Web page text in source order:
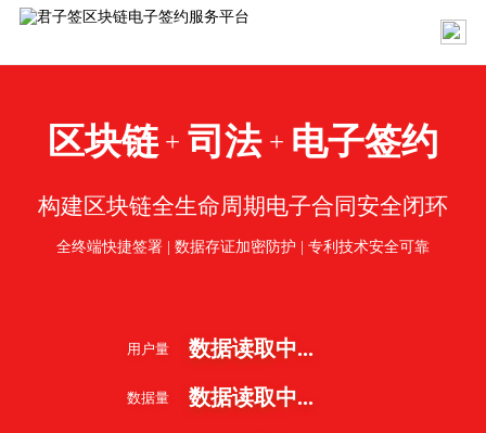
区块链 + 司法 + 电子签约
构建区块链全生命周期电子合同安全闭环
全终端快捷签署 | 数据存证加密防护 | 专利技术安全可靠
用户量 数据读取中...
数据量 数据读取中...